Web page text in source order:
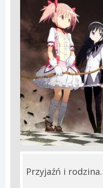
Przyjaźń i rodzina.